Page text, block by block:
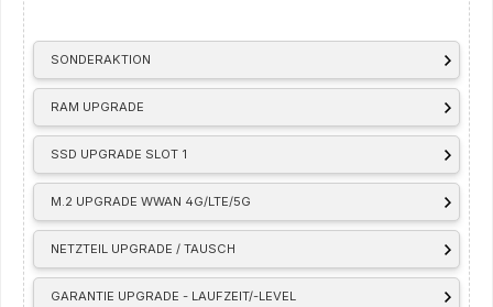
SONDERAKTION
RAM UPGRADE
SSD UPGRADE SLOT 1
M.2 UPGRADE WWAN 4G/LTE/5G
NETZTEIL UPGRADE / TAUSCH
GARANTIE UPGRADE - LAUFZEIT/-LEVEL